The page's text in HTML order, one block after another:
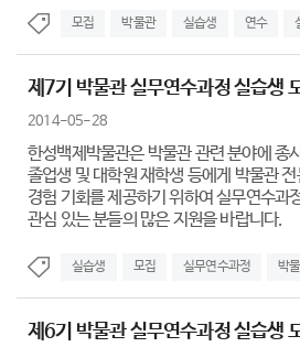
모집 박물관 실습생 연수
제7기 박물관 실무연수과정 실습생
2014-05-28
한성백제박물관은 박물관 관련 분야에 종
졸업생 및 대학원 재학생 등에게 박물관
경험 기회를 제공하기 위하여 실무연수과
관심 있는 분들의 많은 지원을 바랍니다.
실습생 모집 실무연수과정 박
제6기 박물관 실무연수과정 실습생